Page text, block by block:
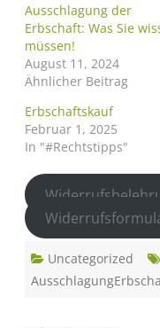
Ausschlagung der
Erbschaft: Was Sie
müssen!
August 11, 2024
Ähnlicher Beitrag
Erbschaftskauf
Februar 1, 2025
In "#Rechtstipps"
Uncategorized